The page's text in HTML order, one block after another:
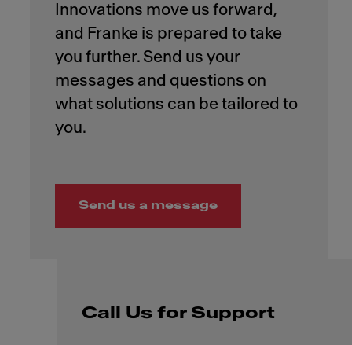
Innovations move us forward,
and Franke is prepared to take
you further. Send us your
messages and questions on
what solutions can be tailored to
Send us a message
Call Us for Support